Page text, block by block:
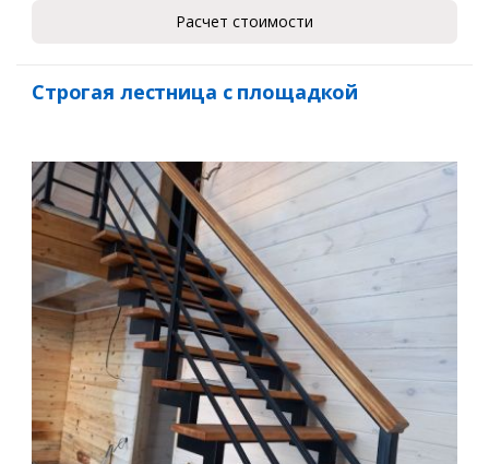
Расчет стоимости
Строгая лестница с площадкой